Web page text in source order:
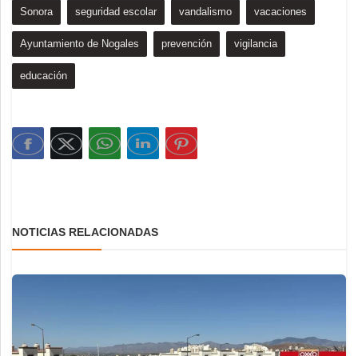
Sonora seguridad escolar vandalismo vacaciones
Ayuntamiento de Nogales prevención vigilancia
educación
NOTICIAS RELACIONADAS